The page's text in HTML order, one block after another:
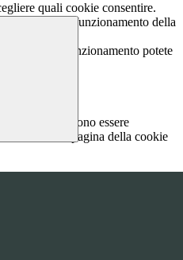
quali cookie consentire.
consentono il funzionamento della
necessari al funzionamento potete
non possono essere
l'elenco nella pagina della cookie